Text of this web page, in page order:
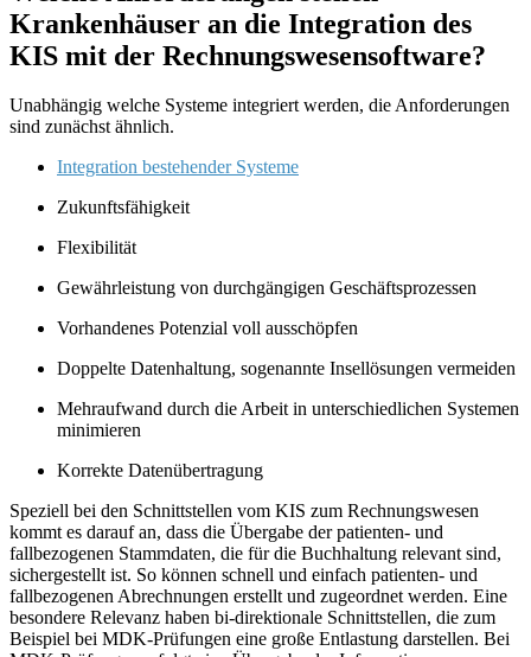
Krankenhäuser an die Integration des
KIS mit der Rechnungswesensoftware?
Unabhängig welche Systeme integriert werden, die Anforderungen
sind zunächst ähnlich.
Integration bestehender Systeme
Zukunftsfähigkeit
Flexibilität
Gewährleistung von durchgängigen Geschäftsprozessen
Vorhandenes Potenzial voll ausschöpfen
Doppelte Datenhaltung, sogenannte Insellösungen vermeiden
Mehraufwand durch die Arbeit in unterschiedlichen Systemen
minimieren
Korrekte Datenübertragung
Speziell bei den Schnittstellen vom KIS zum Rechnungswesen
kommt es darauf an, dass die Übergabe der patienten- und
fallbezogenen Stammdaten, die für die Buchhaltung relevant sind,
sichergestellt ist. So können schnell und einfach patienten- und
fallbezogenen Abrechnungen erstellt und zugeordnet werden. Eine
besondere Relevanz haben bi-direktionale Schnittstellen, die zum
Beispiel bei MDK-Prüfungen eine große Entlastung darstellen. Bei